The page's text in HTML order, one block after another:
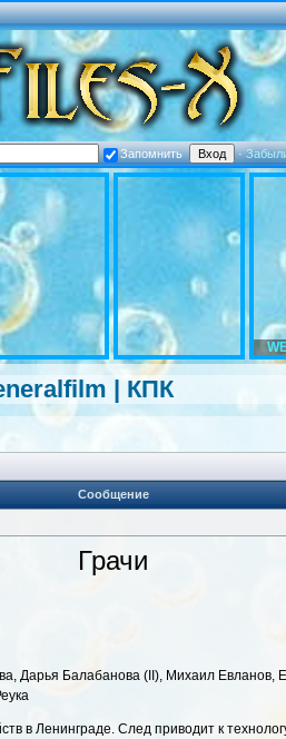
Запомнить ·
| КПК
Сообщение
Грачи
Дарья Балабанова (II), Михаил
в Ленинграде. След приводит к